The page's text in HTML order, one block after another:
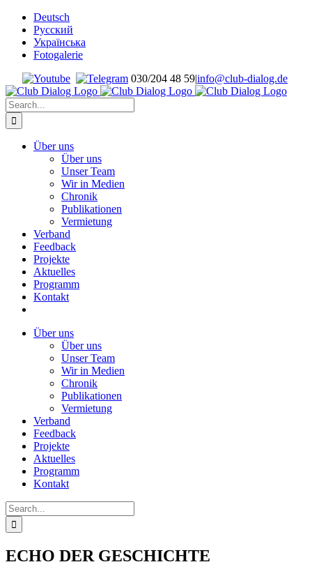
Skip
content
Deutsch
Русский
Українська
Fotogalerie
030/204 48 59|info@club-dialog.de
Search
for:
Über uns
Über uns
Unser Team
Wir in Medien
Chronik
Publikationen
Vermietung
Verband
Feedback
Projekte
Aktuelles
Programm
Kontakt
Über uns
Über uns
Unser Team
Wir in Medien
Chronik
Publikationen
Vermietung
Verband
Feedback
Projekte
Aktuelles
Programm
Kontakt
Search
for:
ECHO DER GESCHICHTE